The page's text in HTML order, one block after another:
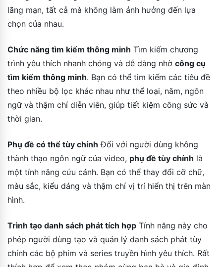
lãng mạn, tất cả mà không làm ảnh hưởng đến lựa
chọn của nhau.
Chức năng tìm kiếm thông minh Tìm kiếm chương
trình yêu thích nhanh chóng và dễ dàng nhờ công cụ
tìm kiếm thông minh. Bạn có thể tìm kiếm các tiêu đề
theo nhiều bộ lọc khác nhau như thể loại, năm, ngôn
ngữ và thậm chí diễn viên, giúp tiết kiệm công sức và
thời gian.
Phụ đề có thể tùy chỉnh Đối với người dùng không
thành thạo ngôn ngữ của video, phụ đề tùy chỉnh là
một tính năng cứu cánh. Bạn có thể thay đổi cỡ chữ,
màu sắc, kiểu dáng và thậm chí vị trí hiển thị trên màn
hình.
Trình tạo danh sách phát tích hợp Tính năng này cho
phép người dùng tạo và quản lý danh sách phát tùy
chỉnh các bộ phim và series truyền hình yêu thích. Rất